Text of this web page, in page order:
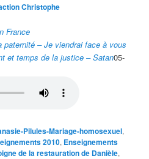
Christophe
France
– Je viendrai face à vous
et temps de la justice – Satan05-
Pilules-Mariage-homosexuel,
2010, Enseignements
de la restauration de Danièle,